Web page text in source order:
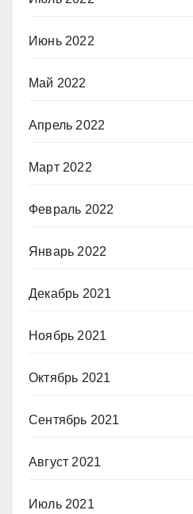
Июнь 2022
Май 2022
Апрель 2022
Март 2022
Февраль 2022
Январь 2022
Декабрь 2021
Ноябрь 2021
Октябрь 2021
Сентябрь 2021
Август 2021
Июль 2021